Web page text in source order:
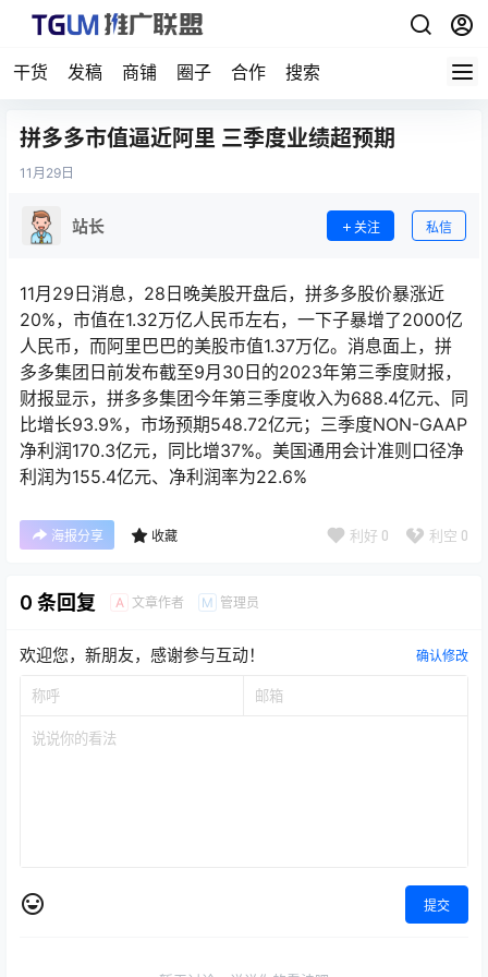
干货 发稿 商铺 圈子 合作 搜索
拼多多市值逼近阿里 三季度业绩超预期
11月 29日
站长 关注 私信
11月29日消息，28日晚美股开盘后，拼多多股价暴涨近
20%，市值在1.32万亿人民币左右，一下子暴增了2000亿
人民币，而阿里巴巴的美股市值1.37万亿。消息面上，拼
多多集团日前发布截至9月30日的2023年第三季度财报，
财报显示，拼多多集团今年第三季度收入为688.4亿元、同
比增长93.9%，市场预期548.72亿元；三季度NON-GAAP
净利润170.3亿元，同比增37%。美国通用会计准则口径净
利润为155.4亿元、净利润率为22.6%
海报分享 收藏 利好 0 利空 0
0 条回复 A 文章作者 M 管理员
欢迎您，新朋友，感谢参与互动！ 确认修改
提交